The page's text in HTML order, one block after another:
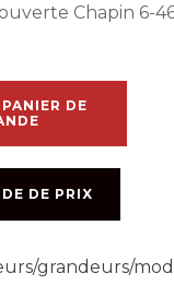
Chapin 6-
DE
DE PRIX
grandeurs/